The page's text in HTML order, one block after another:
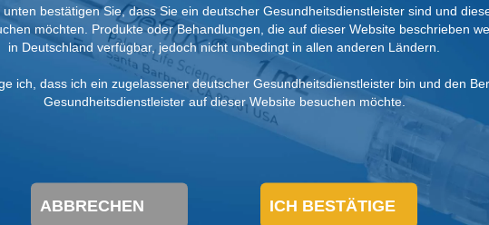
die Vernarbung der Nieren oder die Reflux-Nephropathie zu.1
normalerweise nicht zu renalen Verletzungen, allerdings
Urethralklappen, neuropathischer Blase und nicht
die an einer Harnwegsinfektion erkranken, besteht ein
unten bestätigen Sie, dass Sie ein deutscher Gesundheitsdienstleister sind und
möchten. Produkte oder Behandlungen, die auf dieser Website beschrieben
in Deutschland verfügbar, jedoch nicht unbedingt in allen anderen Ländern.
ich, dass ich ein zugelassener deutscher Gesundheitsdienstleister bin und den
Gesundheitsdienstleister auf dieser Website besuchen möchte.
ABBRECHEN ICH BESTÄTIGE